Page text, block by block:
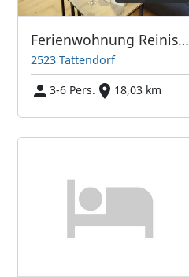
Ferienwohnung Reinisch
2523 Tattendorf
3-6 Pers.
18,03 km